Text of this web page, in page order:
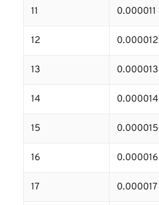
11 0.000011
12 0.000012
13 0.000013
14 0.000014
15 0.000015
16 0.000016
17 0.000017